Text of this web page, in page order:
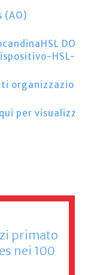
(AO)
HSL-
per
primato
nei 100